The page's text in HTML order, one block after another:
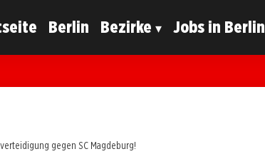
Berlin Bezirke Jobs in Berlin
gegen SC Magdeburg!